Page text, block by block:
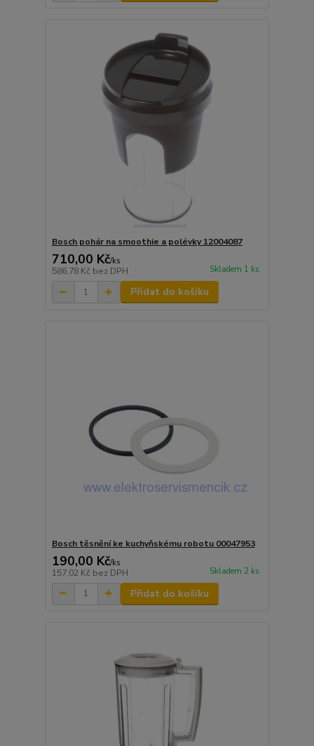
Bosch pohár na smoothie a polévky 12004087
710,00 Kč/ks
586,78 Kč bez DPH Skladem 1 ks
Přidat do košíku
Bosch těsnění ke kuchyňskému robotu 00047953
190,00 Kč/ks
157,02 Kč bez DPH Skladem 2 ks
Přidat do košíku